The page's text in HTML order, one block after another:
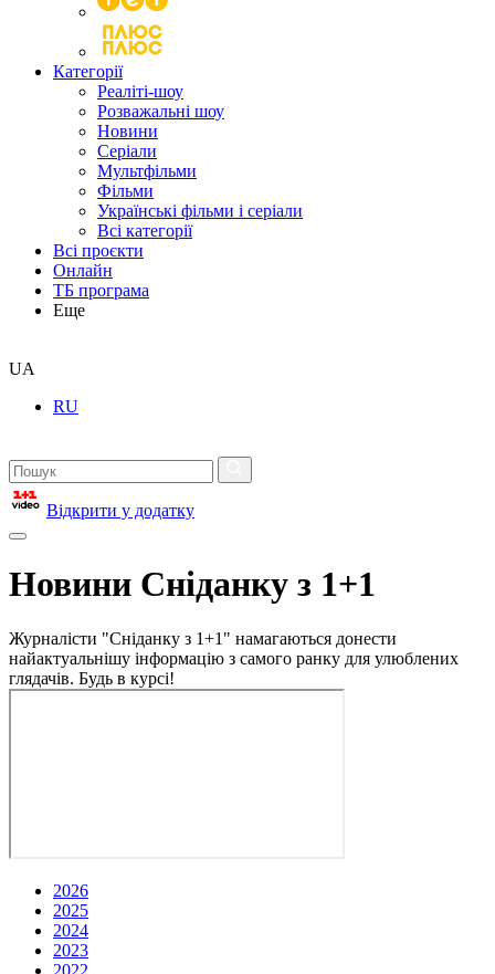
Категорії
Реаліті-шоу
Розважальні шоу
Новини
Серіали
Мультфільми
Фільми
Українські фільми і серіали
Всі категорії
Всі проєкти
Онлайн
ТБ програма
Еще
UA
RU
Відкрити у додатку
Новини Сніданку з 1+1
Журналісти "Сніданку з 1+1" намагаються донести
найактуальнішу інформацію з самого ранку для улюблених
глядачів. Будь в курсі!
2026
2025
2024
2023
2022